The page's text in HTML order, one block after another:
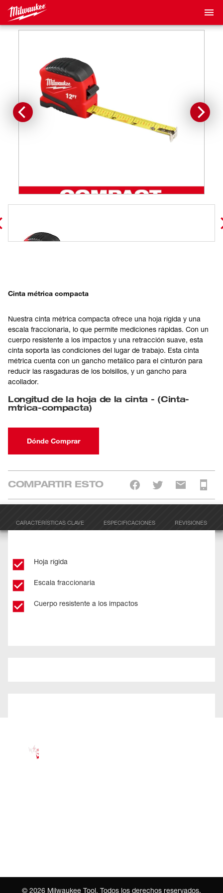
Cinta métrica compacta
Nuestra cinta métrica compacta ofrece una hoja rígida y una
escala fraccionaria, lo que permite mediciones rápidas. Con un
cuerpo resistente a los impactos y una retracción suave, esta
cinta soporta las condiciones del lugar de trabajo. Esta cinta
métrica cuenta con un gancho metálico para el cinturón para
reducir las rasgaduras de los bolsillos, y un gancho para
acollador.
Longitud de la hoja de la cinta - (Cinta-
mtrica-compacta)
Dónde Comprar
COMPARTIR ESTO
CARACTERÍSTICAS CLAVE ESPECIFICACIONES REVISIONES
Hoja rígida
Escala fraccionaria
Cuerpo resistente a los impactos
© 2026 Milwaukee Tool. Todos los derechos reservados.